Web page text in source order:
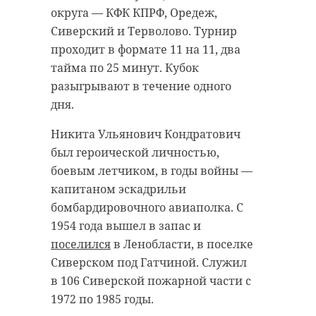
округа — КФК КПРФ, Оредеж,
Сиверский и Терволово. Турнир
проходит в формате 11 на 11, два
тайма по 25 минут. Кубок
разыгрывают в течение одного
дня.
Никита Ульянович Кондратович
был героической личностью,
боевым летчиком, в годы войны —
капитаном эскадрильи
бомбардировочного авиаполка. С
1954 года вышел в запас и
поселилсяв Ленобласти, в поселке
Сиверском под Гатчиной. Служил
в 106 Сиверской пожарной части с
1972 по 1985 годы.
играет важную роль в экономике,
и власти делают все возможное,
чтобы поддержать отрасль в
условиях кризиса.
Парламентарий
консолидация усилий для
преодоления трудностей:
Полагаю, что
профессионализм
управленческой
работы и пошаговый
предметный диалог
по расшивке узких
значение для региона и страны,
так как помогает устанавливать
имена павших воинов, находить
останки солдат и передавать
находки в музеи.
https://vk.com/wall-82510848_48829